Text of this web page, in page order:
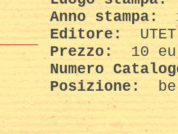
Anno stampa:
Editore:
UTET
Prezzo:
10
Numero
Posizione: